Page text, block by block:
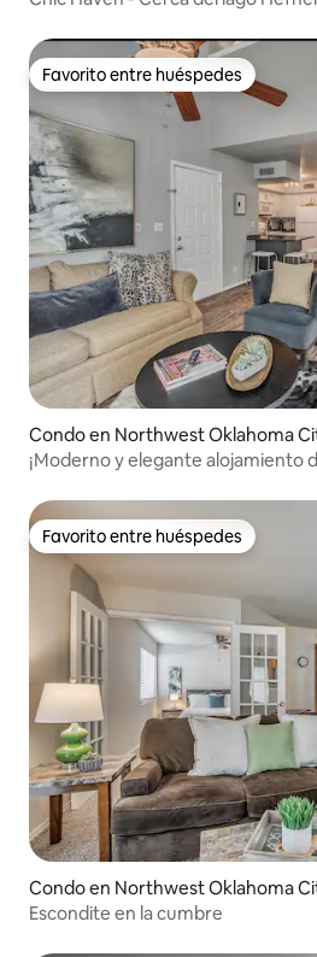
Favorito entre huéspedes
Favorito entre huéspedes
Condo en Northwest Oklahoma
¡Moderno y elegante alojamiento
Favorito entre huéspedes
Favorito entre huéspedes
Condo en Northwest Oklahoma
Escondite en la cumbre